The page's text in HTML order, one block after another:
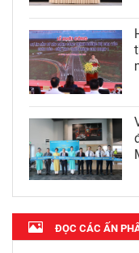
ĐỌC CÁC ẤN